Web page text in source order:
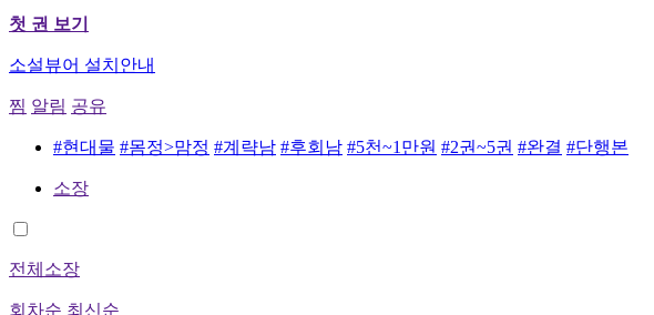
첫 권 보기
소설뷰어 설치안내
찜 알림 공유
#현대물 #몸정>맘정 #계략남 #후회남 #5천~1만원 #2권~5권 #완결 #단행본
소장
전체소장
회차순 최신순